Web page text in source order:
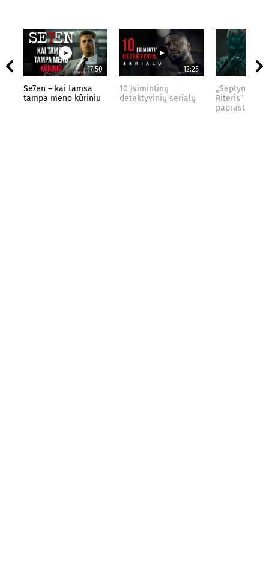
17:50
Se7en – kai tamsa
tampa meno kūriniu
12:25
10 įsimintinų
detektyvinių serialų
„Septynių
Riteris" – kai
paprastumas